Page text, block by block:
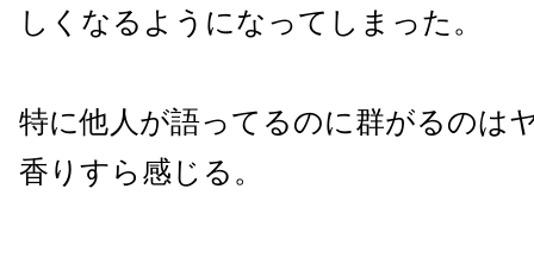
しくなるようになってしまった。
特に他人が語ってるのに群がるのは
香りすら感じる。